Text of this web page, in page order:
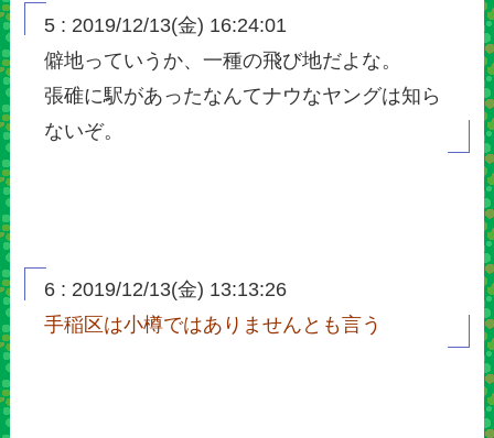
5 : 2019/12/13(金) 16:24:01
僻地っていうか、一種の飛び地だよな。
張碓に駅があったなんてナウなヤングは知ら
ないぞ。
6 : 2019/12/13(金) 13:13:26
手稲区は小樽ではありませんとも言う